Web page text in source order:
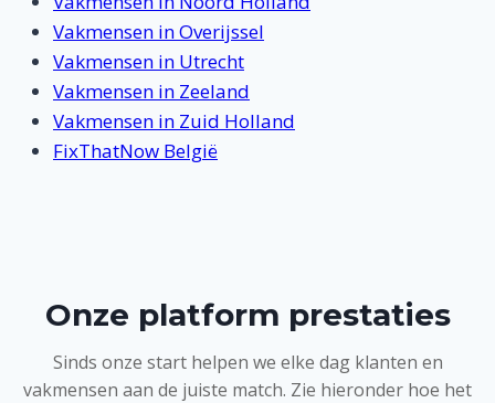
Vakmensen in Overijssel
Vakmensen in Utrecht
Vakmensen in Zeeland
Vakmensen in Zuid Holland
FixThatNow België
Onze platform prestaties
Sinds onze start helpen we elke dag klanten en
vakmensen aan de juiste match. Zie hieronder hoe het